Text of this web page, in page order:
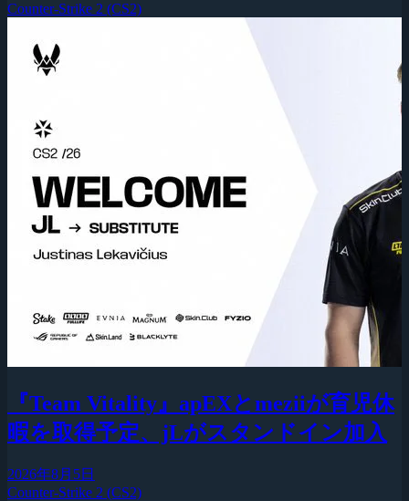
Counter-Strike 2 (CS2)
『Team Vitality』apEXとmeziiが育児休
暇を取得予定、jLがスタンドイン加入
2026年8月5日
Counter-Strike 2 (CS2)